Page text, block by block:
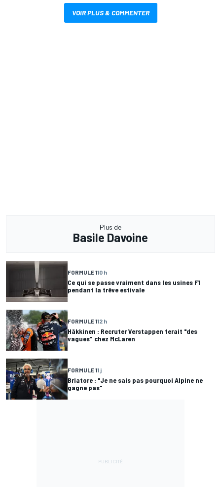
VOIR PLUS & COMMENTER
Plus de
Basile Davoine
FORMULE 110 h
Ce qui se passe vraiment dans les usines F1
pendant la trêve estivale
FORMULE 112 h
Häkkinen : Recruter Verstappen ferait "des
vagues" chez McLaren
FORMULE 11 j
Briatore : "Je ne sais pas pourquoi Alpine ne
gagne pas"